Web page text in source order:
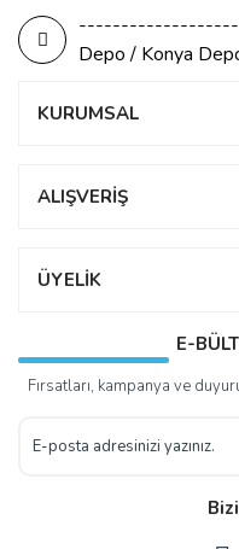
Depo / Konya
KURUMSAL
ALIŞVERİŞ
ÜYELİK
E-
Fırsatları, kampanya ve